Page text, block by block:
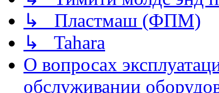
↳ Пластмаш (ФПМ)
↳ Tahara
О вопросах
обслуживании